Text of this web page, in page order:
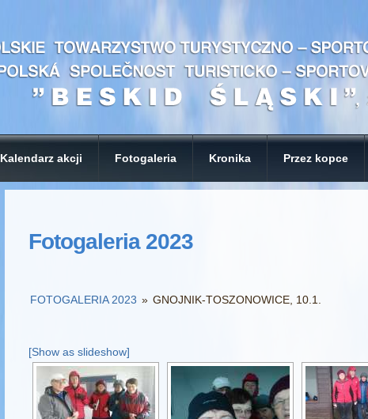
Kalendarz akcji Fotogaleria Kronika Przez kopce
Fotogaleria 2023
FOTOGALERIA 2023 » GNOJNIK-TOSZONOWICE, 10.1.
[Show as slideshow]